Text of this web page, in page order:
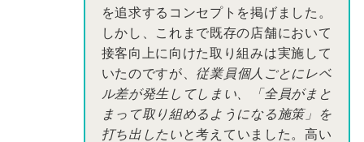
を追求するコンセプトを掲げました。
しかし、これまで既存の店舗において
接客向上に向けた取り組みは実施して
いたのですが、 従業員個人ごとにレベ
ル差が発生してしまい、「全員がまと
まって取り組めるようになる施策」を
打ち出したいと考えていました。高い